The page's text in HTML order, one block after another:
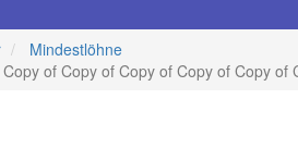
Mindestlöhne
of Copy of Copy of Copy of Copy